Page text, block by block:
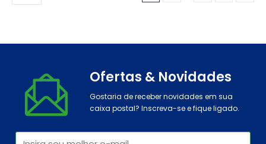
Ofertas & Novidades
Gostaria de receber novidades em sua
caixa postal? Inscreva-se e fique ligado.